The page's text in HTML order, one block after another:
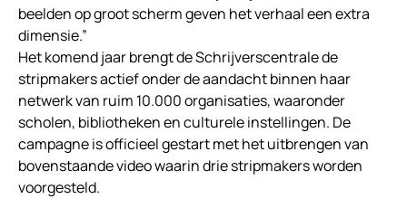
beelden op groot scherm geven het verhaal een extra
dimensie.”
Het komend jaar brengt de Schrijverscentrale de
stripmakers actief onder de aandacht binnen haar
netwerk van ruim 10.000 organisaties, waaronder
scholen, bibliotheken en culturele instellingen. De
campagne is officieel gestart met het uitbrengen van
bovenstaande video waarin drie stripmakers worden
voorgesteld.